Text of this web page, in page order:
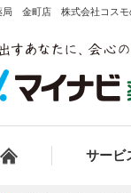
局 金町店 株式会社コスモ
サービ